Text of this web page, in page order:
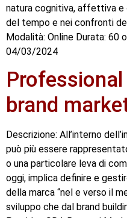
natura cognitiva, affettiva
del tempo e nei confronti
Modalità: Online Durata: 60
04/03/2024
brand
Descrizione: All’interno
può più essere
o una particolare leva di
oggi, implica definire e
della marca “nel e verso il
sviluppo che dal brand